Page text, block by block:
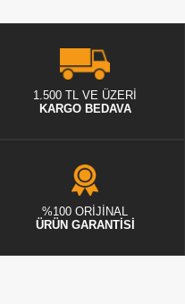
1.500 TL VE ÜZERİ
KARGO BEDAVA
%100 ORİJİNAL
ÜRÜN GARANTİSİ